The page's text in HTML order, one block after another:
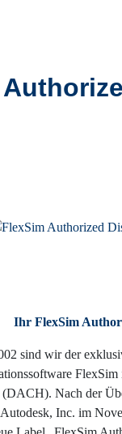
Ihr FlexSim
sind wir der
FlexSim
(DACH). Nach der
Inc. im